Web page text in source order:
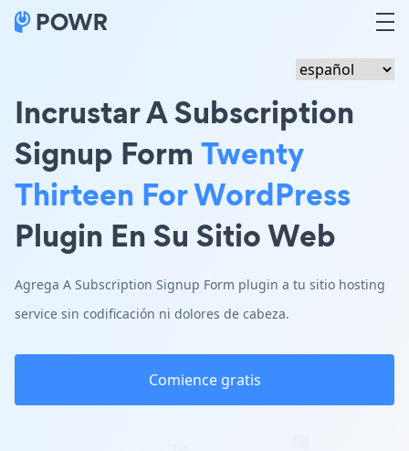
Incrustar A Subscription
Signup Form Twenty
Thirteen For WordPress
Plugin En Su Sitio Web
Agrega A Subscription Signup Form plugin a tu sitio hosting
service sin codificación ni dolores de cabeza.
Comience gratis